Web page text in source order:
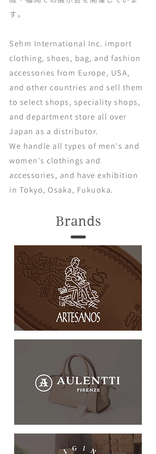
す。
Sehm International Inc. import
clothing, shoes, bag, and fashion
accessories from Europe, USA,
and other countries and sell them
to select shops, speciality shops,
and department store all over
Japan as a distributor.
We handle all types of men's and
women's clothings and
accessories, and have exhibition
in Tokyo, Osaka, Fukuoka.
Brands